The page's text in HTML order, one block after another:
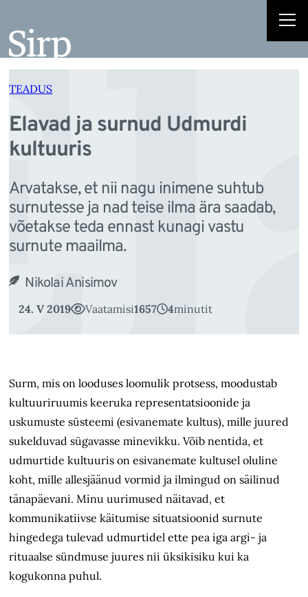
juurde
TEADUS
Elavad ja surnud Udmurdi
kultuuris
Arvatakse, et nii nagu inimene suhtub
surnutesse ja nad teise ilma ära saadab,
võetakse teda ennast kunagi vastu
surnute maailma.
Nikolai Anisimov
24. V 2019 Vaatamisi1657 4minutit
Surm, mis on looduses loomulik protsess, moodustab
kultuuriruumis keeruka representatsioonide ja
uskumuste süsteemi (esivanemate kultus), mille juured
sukelduvad sügavasse minevikku. Võib nentida, et
udmurtide kultuuris on esivanemate kultusel oluline
koht, mille allesjäänud vormid ja ilmingud on säilinud
tänapäevani. Minu uurimused näitavad, et
kommunikatiivse käitumise situatsioonid surnute
hingedega tulevad udmurtidel ette pea iga argi- ja
rituaalse sündmuse juures nii üksikisiku kui ka
kogukonna puhul.